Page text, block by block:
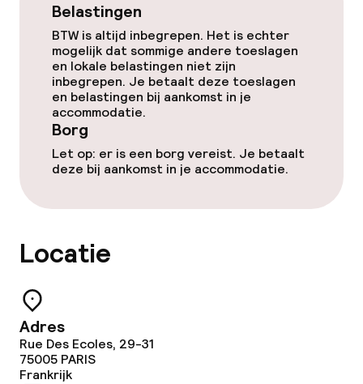
Faciliteiten en diensten voor kinderen
Babysitservice
Schoonmaakvoorzieningen
Wasfaciliteiten (wasmachine)
Beleid
Overal rookvrij
Belastingen
BTW is altijd inbegrepen. Het is echter
mogelijk dat sommige andere toeslagen
en lokale belastingen niet zijn
inbegrepen. Je betaalt deze toeslagen
en belastingen bij aankomst in je
accommodatie.
Borg
Let op: er is een borg vereist. Je betaalt
deze bij aankomst in je accommodatie.
Locatie
Adres
Rue Des Ecoles, 29-31
75005 PARIS
Frankrijk